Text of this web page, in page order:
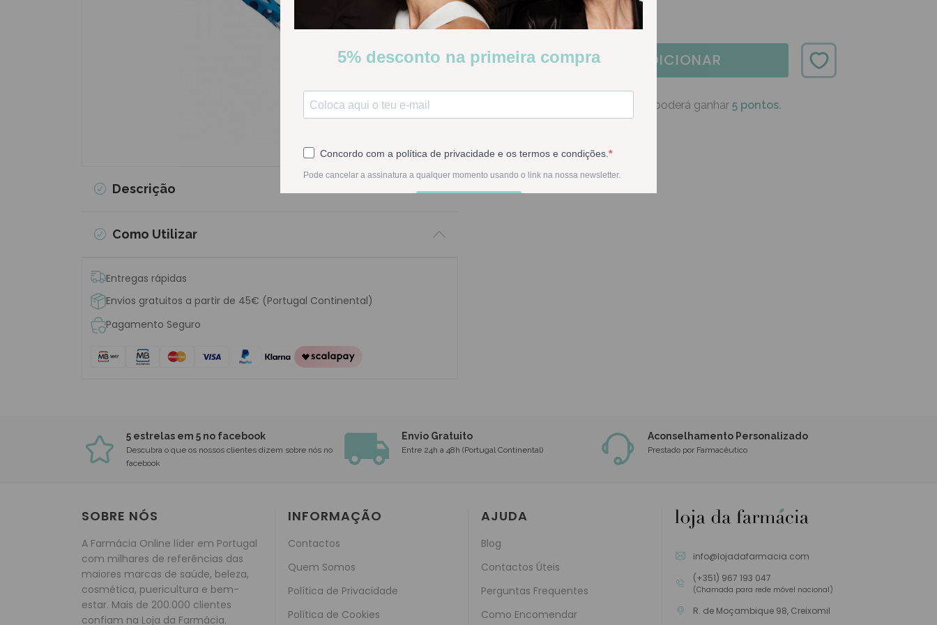
Descrição
Como Utilizar
Entregas rápidas
Envios gratuitos a partir de 45€ (Portugal Continental)
Pagamento Seguro
Stock: Disponível
- 1 + ADICIONAR
Na compra deste produto poderá ganhar 5 pontos.
5 estrelas em 5 no facebook
Descubra o que os nossos clientes dizem sobre nós no
facebook
Envio Gratuito
Entre 24h a 48h (Portugal Continental)
Aconselhamento Personalizado
Prestado por Farmacêutico
SOBRE NÓS
A Farmácia Online líder em Portugal
com milhares de referências das
maiores marcas de saúde, beleza,
cosmética, puericultura e bem-
estar. Mais de 200.000 clientes
confiam na Loja da Farmácia.
INFORMAÇÃO
Contactos
Quem Somos
Política de Privacidade
Política de Cookies
AJUDA
Blog
Contactos Úteis
Perguntas Frequentes
Como Encomendar
info@lojadafarmacia.com
(+351) 967 193 047
(Chamada para rede móvel nacional)
R. de Moçambique 98, Creixomil